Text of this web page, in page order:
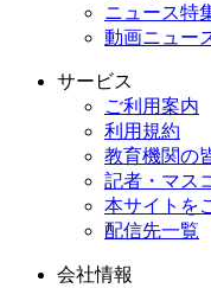
ニュース特
動画ニュー
サービス
ご利用案内
利用規約
教育機関の
記者・マス
本サイトを
配信先一覧
会社情報